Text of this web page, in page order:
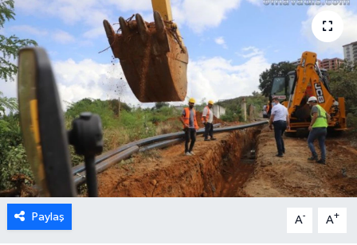
Paylaş A- A+